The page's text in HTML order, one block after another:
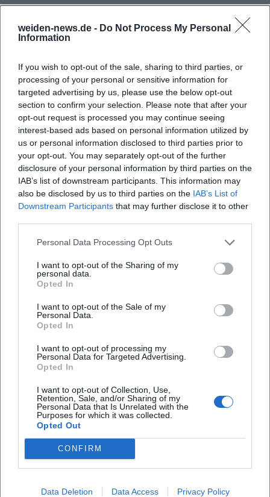
weiden-news.de - Do Not Process My Personal
Information
If you wish to opt-out of the sale, sharing to third parties, or
processing of your personal or sensitive information for
targeted advertising by us, please use the below opt-out
section to confirm your selection. Please note that after your
opt-out request is processed you may continue seeing
interest-based ads based on personal information utilized by
us or personal information disclosed to third parties prior to
your opt-out. You may separately opt-out of the further
disclosure of your personal information by third parties on the
IAB’s list of downstream participants. This information may
also be disclosed by us to third parties on the IAB’s List of
Downstream Participants that may further disclose it to other
Personal Data Processing Opt Outs
I want to opt-out of the Sharing of my
personal data.
Opted In
I want to opt-out of the Sale of my
Personal Data.
Opted In
I want to opt-out of processing my
Personal Data for Targeted Advertising.
Opted In
I want to opt-out of Collection, Use,
Retention, Sale, and/or Sharing of my
Personal Data that Is Unrelated with the
Purposes for which it was collected.
Opted Out
CONFIRM
Data Deletion Data Access Privacy Policy
Häufig gestellte Fragen
Wann beginnt die Sommerserenade 2026 mit
Lower Market?
Wo findet die Veranstaltung statt?
Muss ich ein Ticket kaufen?
Gibt es Parkmöglichkeiten in der Nähe?
Ist der Veranstaltungsort barrierefrei zugänglich?